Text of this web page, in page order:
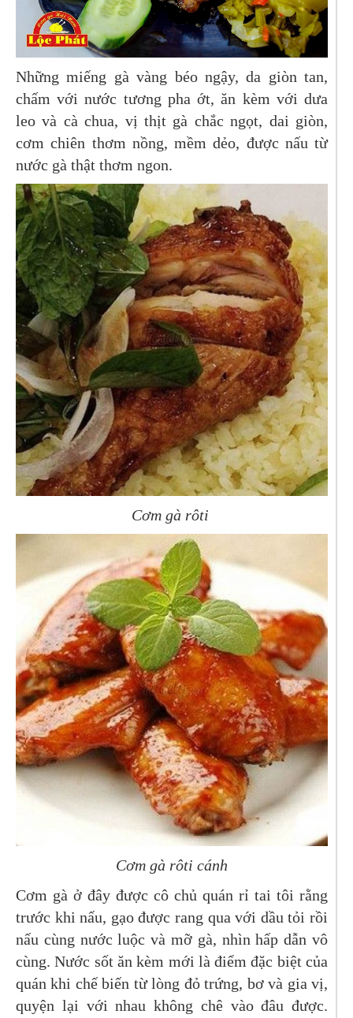
Những miếng gà vàng béo ngậy, da giòn tan,
chấm với nước tương pha ớt, ăn kèm với dưa
leo và cà chua, vị thịt gà chắc ngọt, dai giòn,
cơm chiên thơm nồng, mềm dẻo, được nấu từ
nước gà thật thơm ngon.
Cơm gà rôti
Cơm gà rôti cánh
Cơm gà ở đây được cô chủ quán rỉ tai tôi rằng
trước khi nấu, gạo được rang qua với dầu tỏi rồi
nấu cùng nước luộc và mỡ gà, nhìn hấp dẫn vô
cùng. Nước sốt ăn kèm mới là điểm đặc biệt của
quán khi chế biến từ lòng đỏ trứng, bơ và gia vị,
quyện lại với nhau không chê vào đâu được.